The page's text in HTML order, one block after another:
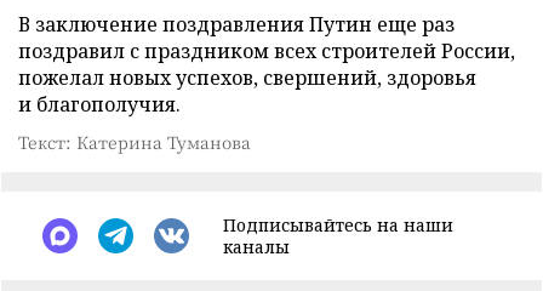
В заключение поздравления Путин еще раз
поздравил с праздником всех строителей России,
пожелал новых успехов, свершений, здоровья
и благополучия.
Текст: Катерина Туманова
Подписывайтесь на наши
каналы